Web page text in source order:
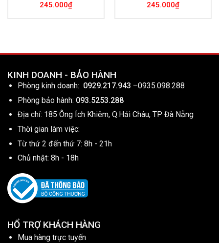
245.000₫
245.000₫
KINH DOANH - BẢO HÀNH
Phòng kinh doanh: 0929.217.943 –0935.098.288
Phòng bảo hành: 093.5253.288
Địa chỉ: 185 Ông Ích Khiêm, Q.Hải Châu, TP Đà Nẵng
Thời gian làm việc:
Từ thứ 2 đến thứ 7: 8h - 21h
Chủ nhật: 8h - 18h
HỔ TRỢ KHÁCH HÀNG
Mua hàng trực tuyến